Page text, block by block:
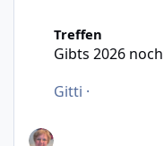
Treffen
Gibts 2026
Gitti ·